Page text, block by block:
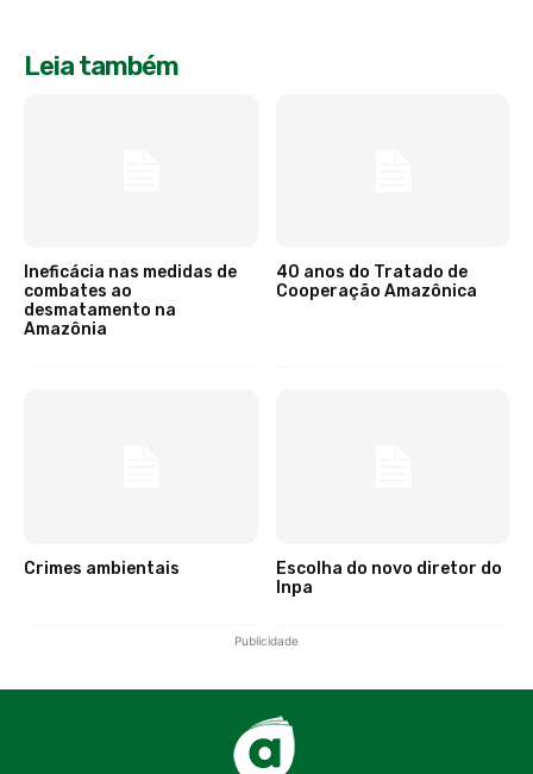
Leia também
Ineficácia nas medidas de
combates ao
desmatamento na
Amazônia
40 anos do Tratado de
Cooperação Amazônica
Crimes ambientais
Escolha do novo diretor do
Inpa
Publicidade